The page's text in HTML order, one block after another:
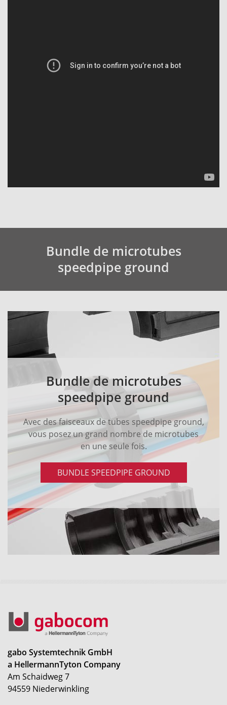
Bundle de microtubes
speedpipe ground
Bundle de microtubes
speedpipe ground
Avec des faisceaux de tubes speedpipe ground,
vous posez un grand nombre de microtubes
en une seule fois.
BUNDLE SPEEDPIPE GROUND
gabo Systemtechnik GmbH
a HellermannTyton Company
Am Schaidweg 7
94559 Niederwinkling